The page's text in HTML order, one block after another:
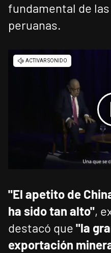
fundamental de
peruanas.
"El apetito de
ha sido tan alto",
destacó que "la
exportación